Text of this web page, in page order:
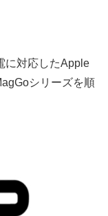
に対応したApple
シリーズを順